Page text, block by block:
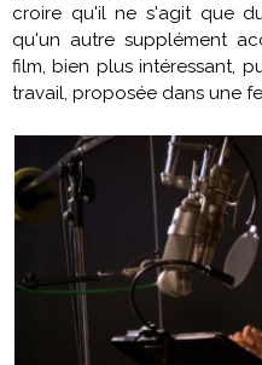
croire qu'il ne s'agit que
qu'un autre supplément
film, bien plus intéressant,
travail, proposée dans une